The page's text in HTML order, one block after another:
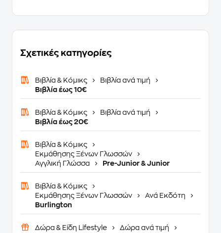
Σχετικές κατηγορίες
Βιβλία & Κόμικς
Βιβλία ανά τιμή
Βιβλία έως 10€
Βιβλία & Κόμικς
Βιβλία ανά τιμή
Βιβλία έως 20€
Βιβλία & Κόμικς
Εκμάθησης Ξένων Γλωσσών
Αγγλική Γλώσσα
Pre-Junior & Junior
Βιβλία & Κόμικς
Εκμάθησης Ξένων Γλωσσών
Ανά Εκδότη
Burlington
Δώρα & Είδη Lifestyle
Δώρα ανά τιμή